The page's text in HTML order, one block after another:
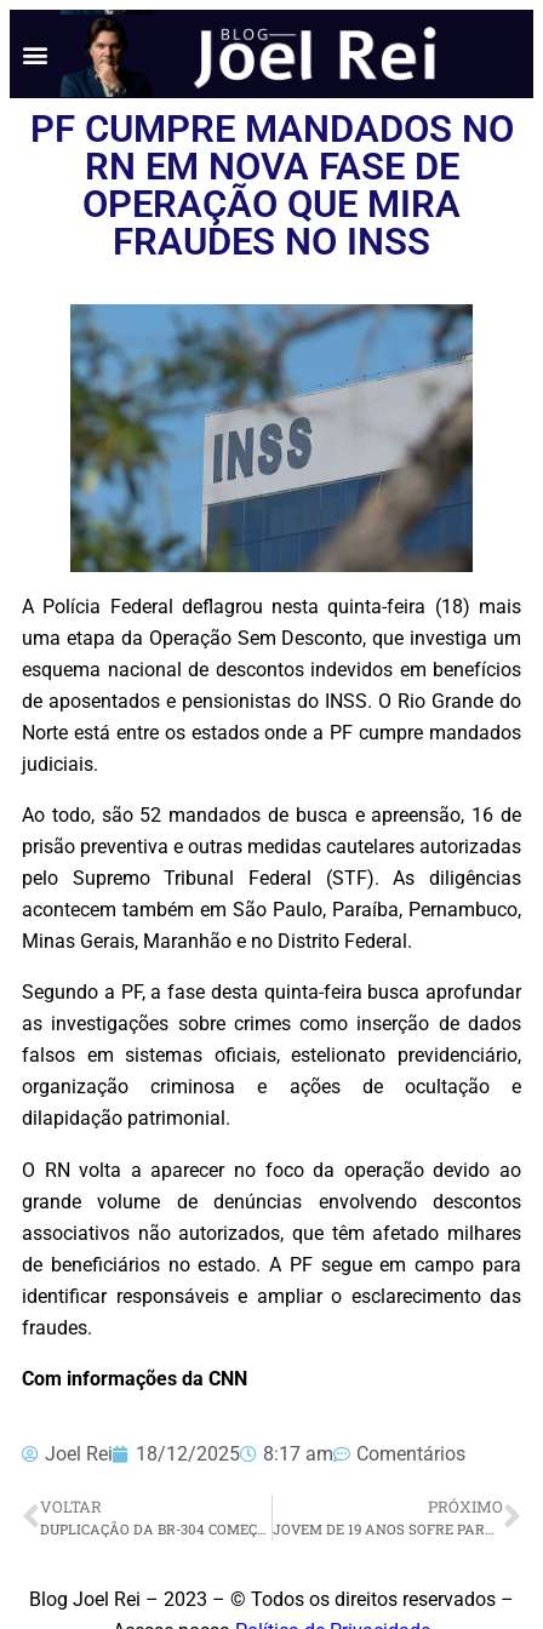
PF CUMPRE MANDADOS NO
RN EM NOVA FASE DE
OPERAÇÃO QUE MIRA
FRAUDES NO INSS
A Polícia Federal deflagrou nesta quinta-feira (18) mais
uma etapa da Operação Sem Desconto, que investiga um
esquema nacional de descontos indevidos em benefícios
de aposentados e pensionistas do INSS. O Rio Grande do
Norte está entre os estados onde a PF cumpre mandados
judiciais.
Ao todo, são 52 mandados de busca e apreensão, 16 de
prisão preventiva e outras medidas cautelares autorizadas
pelo Supremo Tribunal Federal (STF). As diligências
acontecem também em São Paulo, Paraíba, Pernambuco,
Minas Gerais, Maranhão e no Distrito Federal.
Segundo a PF, a fase desta quinta-feira busca aprofundar
as investigações sobre crimes como inserção de dados
falsos em sistemas oficiais, estelionato previdenciário,
organização criminosa e ações de ocultação e
dilapidação patrimonial.
O RN volta a aparecer no foco da operação devido ao
grande volume de denúncias envolvendo descontos
associativos não autorizados, que têm afetado milhares
de beneficiários no estado. A PF segue em campo para
identificar responsáveis e ampliar o esclarecimento das
fraudes.
Com informações da CNN
Joel Rei 18/12/2025 8:17 am Comentários
VOLTAR
DUPLICAÇÃO DA BR-304 COMEÇA EM JANEIRO, ANUNCIA MINISTRO EM REUNIÃO COM VICE-GOVERNADOR DO RN
PRÓXIMO
JOVEM DE 19 ANOS SOFRE PARADA CARDÍACA APÓS TOMAR MEDICAÇÃO ERRADA EM UPA DE NATAL
Blog Joel Rei – 2023 – © Todos os direitos reservados –